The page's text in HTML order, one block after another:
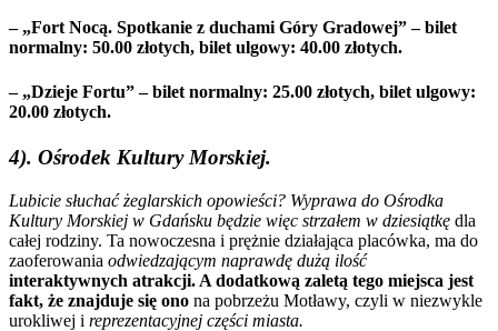
– „Fort Nocą. Spotkanie z duchami Góry Gradowej” – bilet
normalny: 50.00 złotych, bilet ulgowy: 40.00 złotych.
– „Dzieje Fortu” – bilet normalny: 25.00 złotych, bilet ulgowy:
20.00 złotych.
4). Ośrodek Kultury Morskiej.
Lubicie słuchać żeglarskich opowieści? Wyprawa do Ośrodka
Kultury Morskiej w Gdańsku będzie więc strzałem w dziesiątkę dla
całej rodziny. Ta nowoczesna i prężnie działająca placówka, ma do
zaoferowania odwiedzającym naprawdę dużą ilość
interaktywnych atrakcji. A dodatkową zaletą tego miejsca jest
fakt, że znajduje się ono na pobrzeżu Motławy, czyli w niezwykle
urokliwej i reprezentacyjnej części miasta.